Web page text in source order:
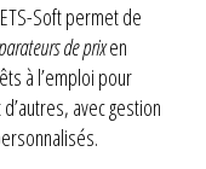
Soft permet de
de prixen
à l’emploi pour
avec gestion